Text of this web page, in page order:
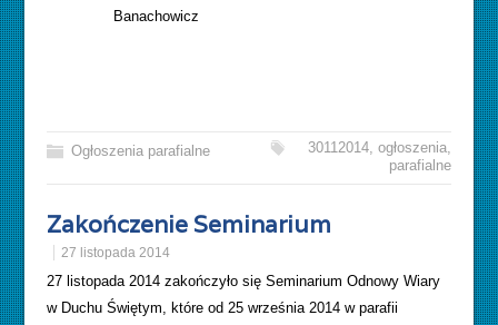
Banachowicz
Ogłoszenia parafialne 30112014, ogłoszenia,
parafialne
Zakończenie Seminarium
27 listopada 2014
27 listopada 2014 zakończyło się Seminarium Odnowy Wiary
w Duchu Świętym, które od 25 września 2014 w parafii